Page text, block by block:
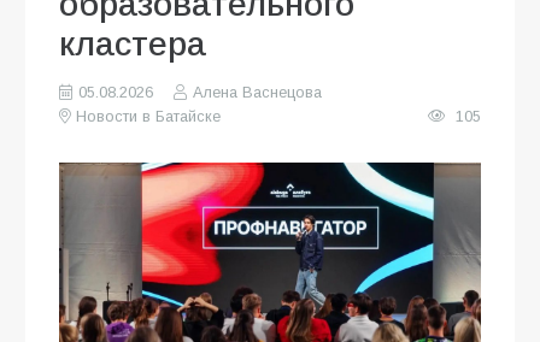
кластера
05.08.2026
Алена Васнецова
Новости в Батайске
105